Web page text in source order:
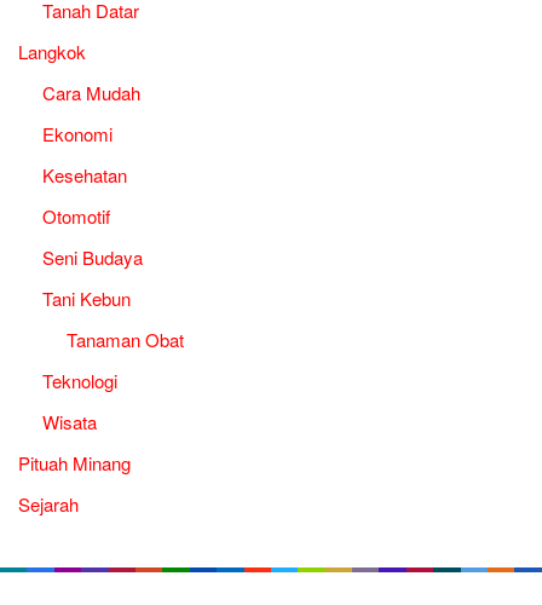
Tanah Datar
Langkok
Cara Mudah
Ekonomi
Kesehatan
Otomotif
Seni Budaya
Tani Kebun
Tanaman Obat
Teknologi
Wisata
Pituah Minang
Sejarah